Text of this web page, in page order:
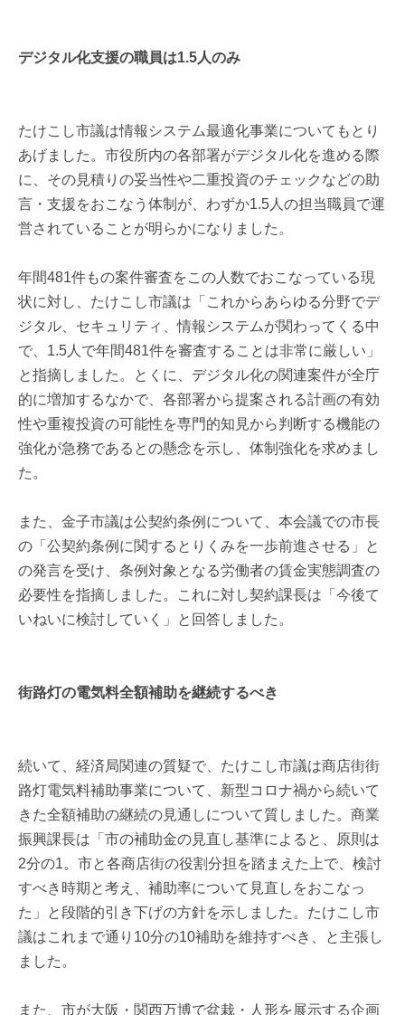
デジタル化支援の職員は1.5人のみ
たけこし市議は情報システム最適化事業についてもとり
あげました。市役所内の各部署がデジタル化を進める際
に、その見積りの妥当性や二重投資のチェックなどの助
言・支援をおこなう体制が、わずか1.5人の担当職員で運
営されていることが明らかになりました。
年間481件もの案件審査をこの人数でおこなっている現
状に対し、たけこし市議は「これからあらゆる分野でデ
ジタル、セキュリティ、情報システムが関わってくる中
で、1.5人で年間481件を審査することは非常に厳しい」
と指摘しました。とくに、デジタル化の関連案件が全庁
的に増加するなかで、各部署から提案される計画の有効
性や重複投資の可能性を専門的知見から判断する機能の
強化が急務であるとの懸念を示し、体制強化を求めまし
た。
また、金子市議は公契約条例について、本会議での市長
の「公契約条例に関するとりくみを一歩前進させる」と
の発言を受け、条例対象となる労働者の賃金実態調査の
必要性を指摘しました。これに対し契約課長は「今後て
いねいに検討していく」と回答しました。
街路灯の電気料全額補助を継続するべき
続いて、経済局関連の質疑で、たけこし市議は商店街街
路灯電気料補助事業について、新型コロナ禍から続いて
きた全額補助の継続の見通しについて質しました。商業
振興課長は「市の補助金の見直し基準によると、原則は
2分の1。市と各商店街の役割分担を踏まえた上で、検討
すべき時期と考え、補助率について見直しをおこなっ
た」と段階的引き下げの方針を示しました。たけこし市
議はこれまで通り10分の10補助を維持すべき、と主張し
ました。
また、市が大阪・関西万博で盆栽・人形を展示する企画